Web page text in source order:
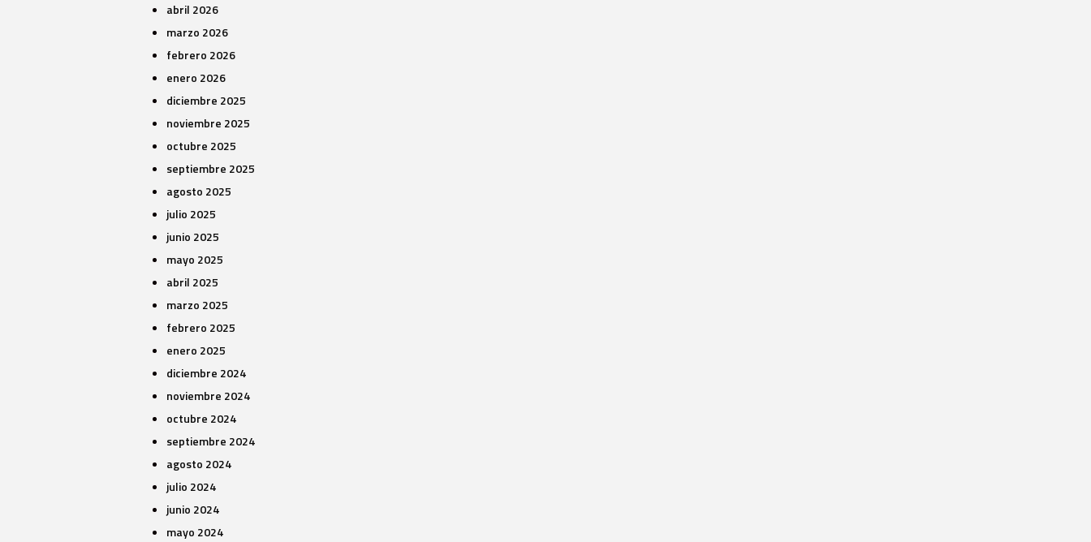
abril 2026
marzo 2026
febrero 2026
enero 2026
diciembre 2025
noviembre 2025
octubre 2025
septiembre 2025
agosto 2025
julio 2025
junio 2025
mayo 2025
abril 2025
marzo 2025
febrero 2025
enero 2025
diciembre 2024
noviembre 2024
octubre 2024
septiembre 2024
agosto 2024
julio 2024
junio 2024
mayo 2024